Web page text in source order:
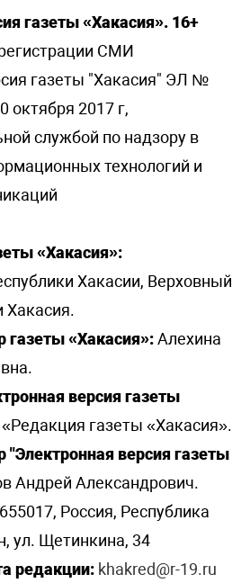
газеты «Хакасия». 16+
СМИ
газеты "Хакасия" ЭЛ №
октября 2017 г,
службой по надзору в
технологий и
«Хакасия»:
Хакасии, Верховный
Хакасия.
газеты «Хакасия»:Алехина
версия газеты
газеты «Хакасия».
"Электронная версия газеты
Андрей Александрович.
655017, Россия, Республика
ул. Щетинкина, 34
редакции: khakred@r-19.ru